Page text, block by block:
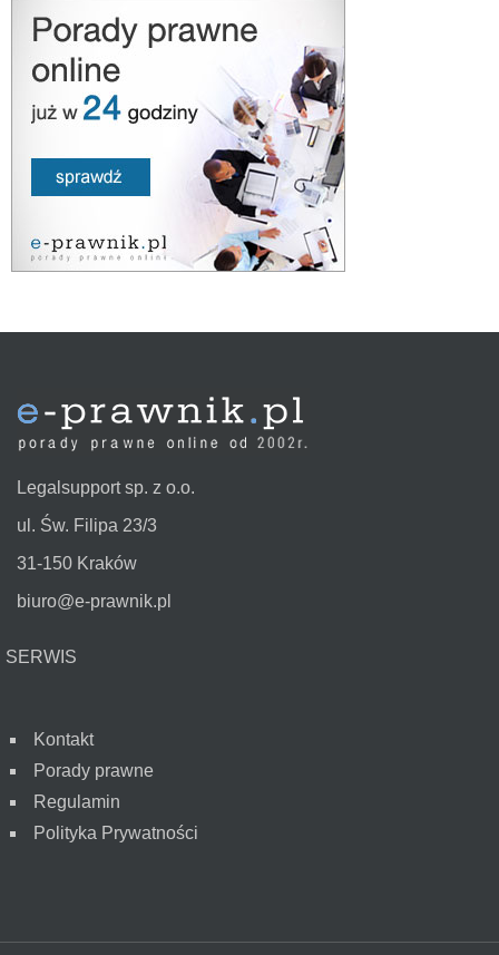
Legalsupport sp. z o.o.
ul. Św. Filipa 23/3
31-150 Kraków
biuro@e-prawnik.pl
SERWIS
Kontakt
Porady prawne
Regulamin
Polityka Prywatności